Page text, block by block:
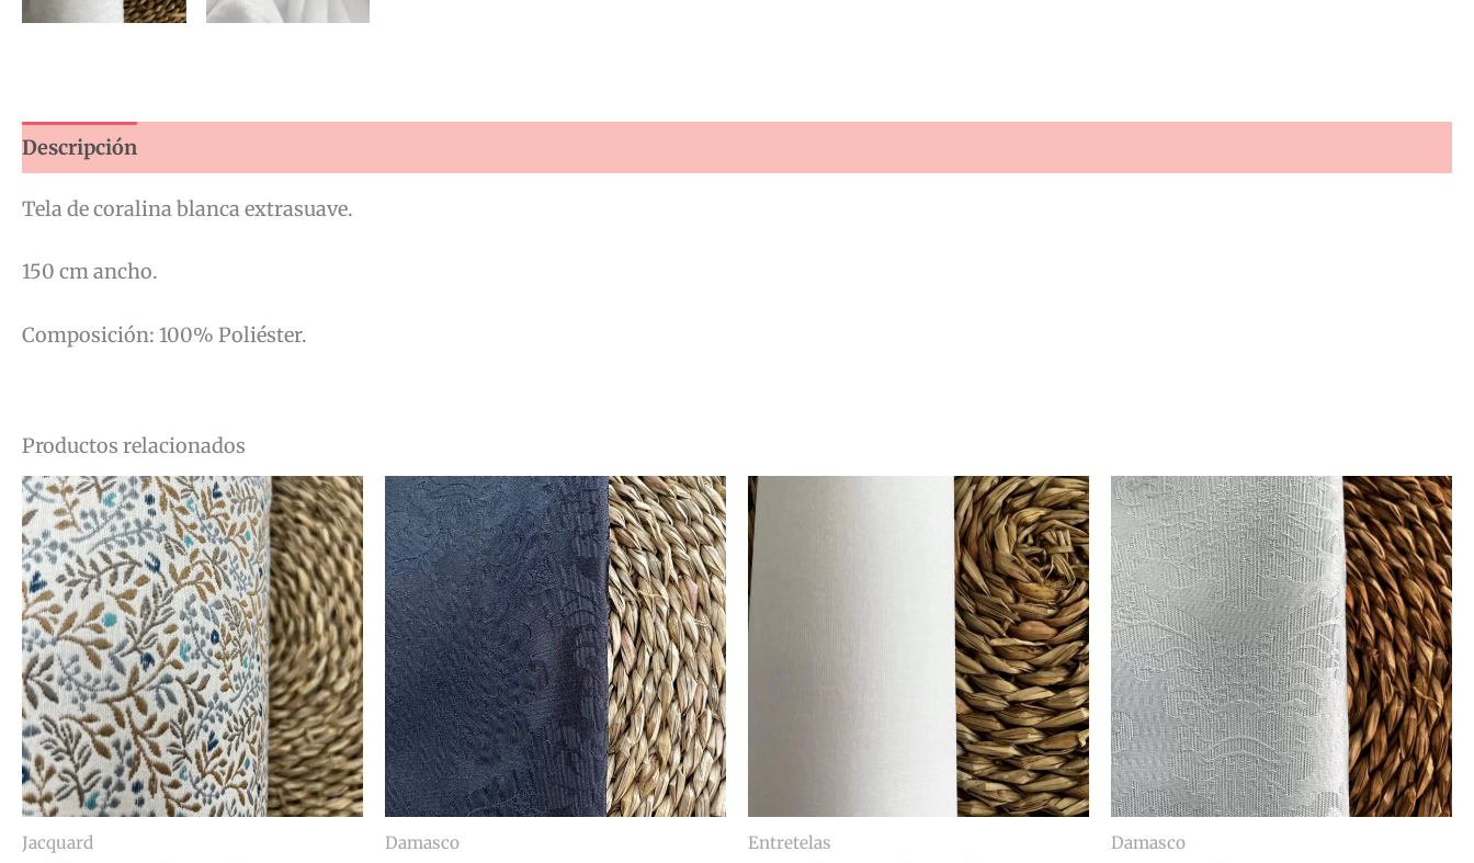
Descripción
Tela de coralina blanca extrasuave.
150 cm ancho.
Composición: 100% Poliéster.
Productos relacionados
Jacquard Damasco Entretelas Damasco